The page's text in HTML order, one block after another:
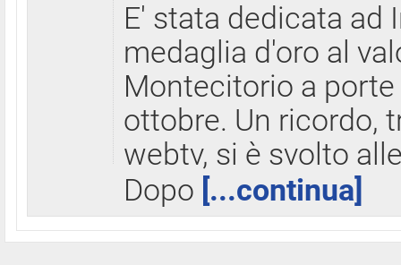
E' stata dedicata ad
medaglia d'oro al
Montecitorio a
ottobre. Un ricordo,
webtv, si è svolto
Dopo [...continua]